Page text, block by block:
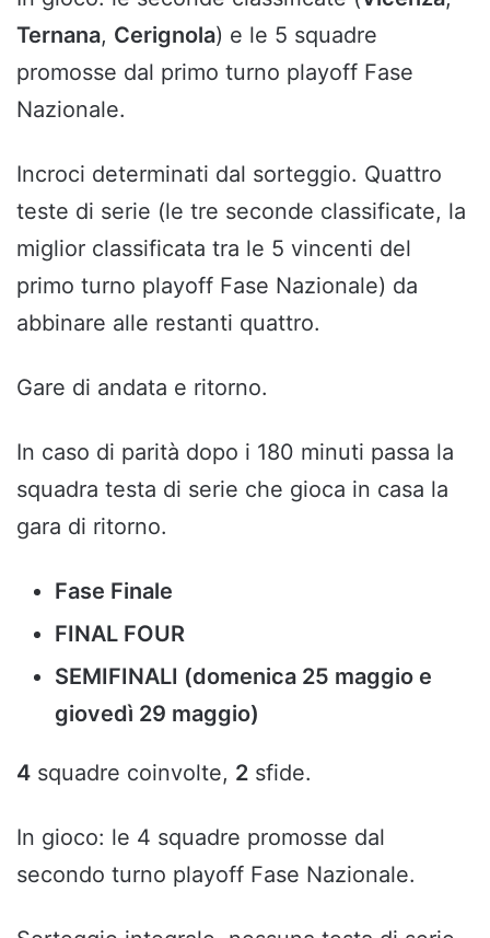
Ternana, Cerignola) e le 5 squadre
promosse dal primo turno playoff Fase
Nazionale.
Incroci determinati dal sorteggio. Quattro
teste di serie (le tre seconde classificate, la
miglior classificata tra le 5 vincenti del
primo turno playoff Fase Nazionale) da
abbinare alle restanti quattro.
Gare di andata e ritorno.
In caso di parità dopo i 180 minuti passa la
squadra testa di serie che gioca in casa la
gara di ritorno.
Fase Finale
FINAL FOUR
SEMIFINALI (domenica 25 maggio e
giovedì 29 maggio)
4 squadre coinvolte, 2 sfide.
In gioco: le 4 squadre promosse dal
secondo turno playoff Fase Nazionale.